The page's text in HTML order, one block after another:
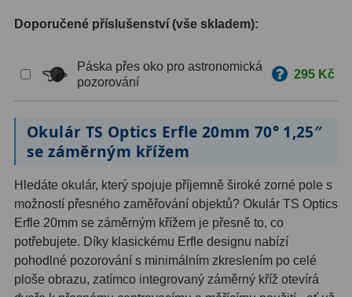
ZOOM12
ED a Flat Field12
Ostatní30
Filtry182
Měsíční a Polarizační 23
Sluneční43
Doporučené příslušenství (vše skladem):
Páska přes oko pro astronomická
pozorování
295 Kč
Okulár TS Optics Erfle 20mm 70° 1,25″
se záměrným křížem
Hledáte okulár, který spojuje příjemně široké zorné pole s
možností přesného zaměřování objektů? Okulár TS Optics
Erfle 20mm se záměrným křížem je přesně to, co
potřebujete. Díky klasickému Erfle designu nabízí
pohodlné pozorování s minimálním zkreslením po celé
ploše obrazu, zatímco integrovaný záměrný kříž otevírá